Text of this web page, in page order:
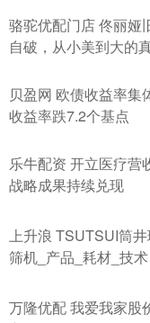
骆驼优配门店 佟丽娅
自破，从小美到大的
贝盈网 欧债收益率
收益率跌7.2个基点
乐牛配资 开立医疗营
战略成果持续兑现
上升浪 TSUTSUI筒
筛机_产品_耗材_技术
万隆优配 我爱我家股